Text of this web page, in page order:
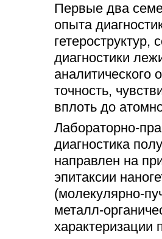
Первые два
опыта
диагностики
точность,
вплоть до
Лабораторно-
диагностика
направлен на
эпитаксии
(молекулярно-
металл-
характеризации